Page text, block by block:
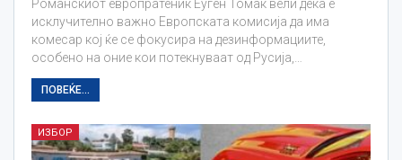
Романскиот европратеник Еуген Томак вели дека е
исклучително важно Европската комисија да има
комесар кој ќе се фокусира на дезинформациите,
особено на оние кои потекнуваат од Русија,…
ПОВЕЌЕ...
ИЗБОР